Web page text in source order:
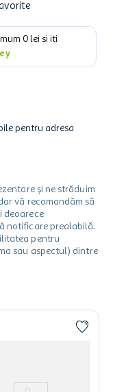
0 lei si iti
pentru adresa
și ne străduim
vă recomandăm să
deoarece
notificare prealabilă.
pentru
sau aspectul) dintre